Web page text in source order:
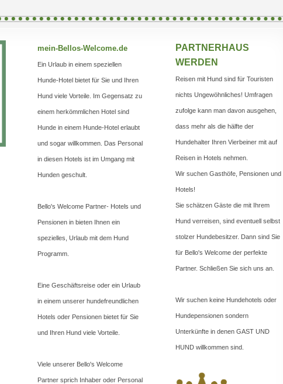
mein-Bellos-Welcome.de
Ein Urlaub in einem speziellen
Hunde-Hotel bietet für Sie und Ihren
Hund viele Vorteile. Im Gegensatz zu
einem herkömmlichen Hotel sind
Hunde in einem Hunde-Hotel erlaubt
und sogar willkommen. Das Personal
in diesen Hotels ist im Umgang mit
Hunden geschult.
Bello's Welcome Partner- Hotels und
Pensionen in bieten Ihnen ein
spezielles, Urlaub mit dem Hund
Programm.
Eine Geschäftsreise oder ein Urlaub
in einem unserer hundefreundlichen
Hotels oder Pensionen bietet für Sie
und Ihren Hund viele Vorteile.
Viele unserer Bello's Welcome
Partner sprich Inhaber oder Personal
PARTNERHAUS
WERDEN
Reisen mit Hund sind für Touristen
nichts Ungewöhnliches! Umfragen
zufolge kann man davon ausgehen,
dass mehr als die hälfte der
Hundehalter Ihren Vierbeiner mit auf
Reisen in Hotels nehmen.
Wir suchen Gasthöfe, Pensionen und
Hotels!
Sie schätzen Gäste die mit Ihrem
Hund verreisen, sind eventuell selbst
stolzer Hundebesitzer. Dann sind Sie
für Bello's Welcome der perfekte
Partner. Schließen Sie sich uns an.
Wir suchen keine Hundehotels oder
Hundepensionen sondern
Unterkünfte in denen GAST UND
HUND willkommen sind.